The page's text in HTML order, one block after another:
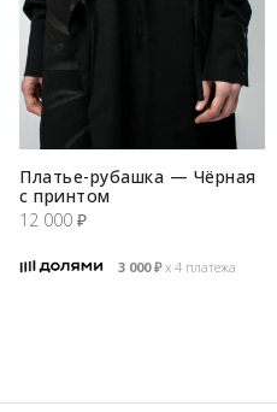
Платье-рубашка — Чёрная
с принтом
12 000 ₽
3 000₽х 4 платежа